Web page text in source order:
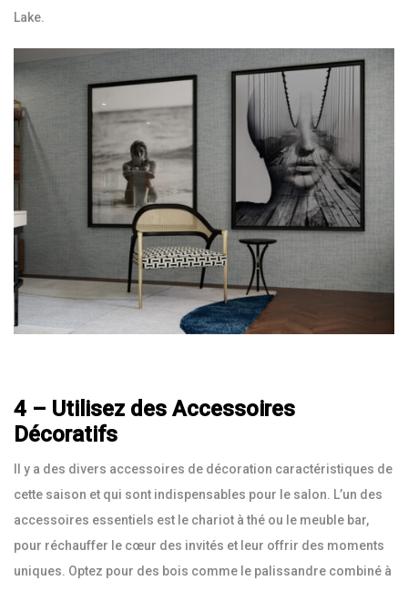
Lake.
4 – Utilisez des Accessoires
Décoratifs
Il y a des divers accessoires de décoration caractéristiques de
cette saison et qui sont indispensables pour le salon. L’un des
accessoires essentiels est le chariot à thé ou le meuble bar,
pour réchauffer le cœur des invités et leur offrir des moments
uniques. Optez pour des bois comme le palissandre combiné à